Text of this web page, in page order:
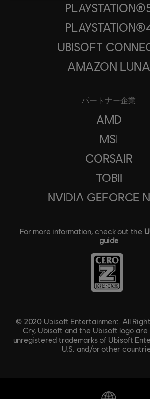
UBISOFT
AMAZON LUNA
パートナー企業
AMD
MSI
CORSAIR
TOBII
NVIDIA GEFORCE
© 2020 Ubisoft Entertainment. All
Cry, Ubisoft and the Ubisoft logo
unregistered trademarks of Ubisoft
U.S. and/or other
For more information, check out the
guide